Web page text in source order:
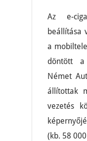
Az e-
beállítása
a
döntött a
Német
állítottak
vezetés
(kb. 58